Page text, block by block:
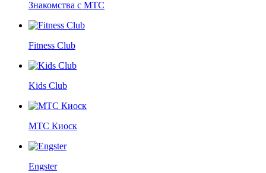
Знакомства с МТС
Fitness Club
Kids Club
МТС Киоск
Engster